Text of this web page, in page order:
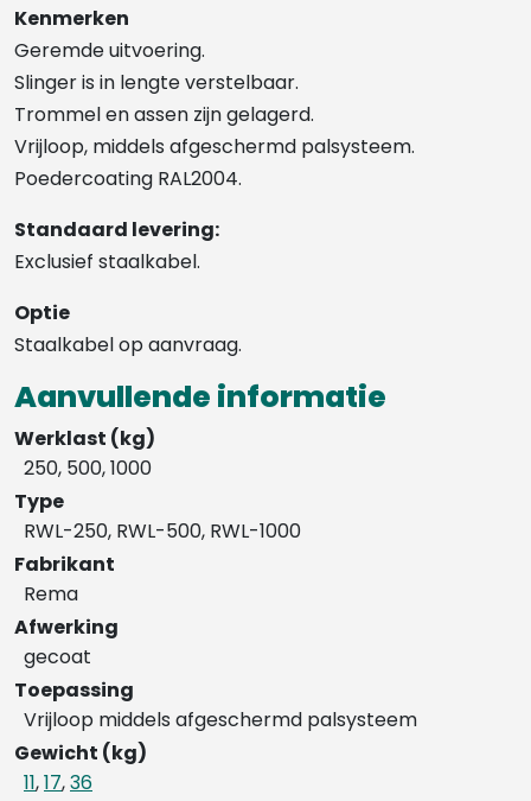
Kenmerken
Geremde uitvoering.
Slinger is in lengte verstelbaar.
Trommel en assen zijn gelagerd.
Vrijloop, middels afgeschermd palsysteem.
Poedercoating RAL2004.
Standaard levering:
Exclusief staalkabel.
Optie
Staalkabel op aanvraag.
Aanvullende informatie
Werklast (kg)
250, 500, 1000
Type
RWL-250, RWL-500, RWL-1000
Fabrikant
Rema
Afwerking
gecoat
Toepassing
Vrijloop middels afgeschermd palsysteem
Gewicht (kg)
11,17,36